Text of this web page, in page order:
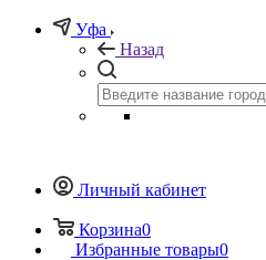
Уфа
Назад
Личный кабинет
Корзина0
Избранные товары0